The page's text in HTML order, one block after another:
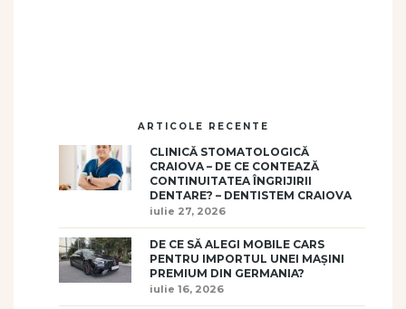
ARTICOLE RECENTE
CLINICĂ STOMATOLOGICĂ
CRAIOVA – DE CE CONTEAZĂ
CONTINUITATEA ÎNGRIJIRII
DENTARE? – DENTISTEM CRAIOVA
iulie 27, 2026
DE CE SĂ ALEGI MOBILE CARS
PENTRU IMPORTUL UNEI MAȘINI
PREMIUM DIN GERMANIA?
iulie 16, 2026